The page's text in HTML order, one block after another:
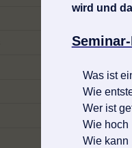
wird und
Was ist
Wie
Wer ist
Wie hoch
Wie kann